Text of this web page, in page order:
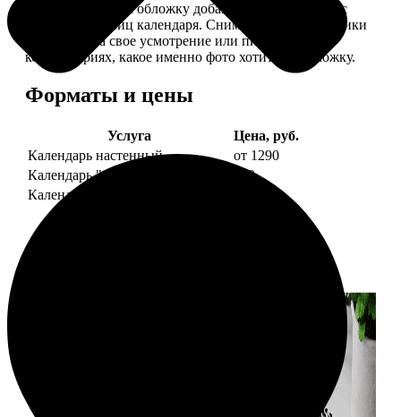
— В кружочек на обложку добавляем фотографию с
одной из страниц календаря. Снимок наши сотрудники
выбирают на свое усмотрение или пишите в
комментариях, какое именно фото хотите на обложку.
Форматы и цены
Услуга
Цена, руб.
Календарь настенный
от 1290
Календарь "домик"
890
Календарь магнитный отрывной